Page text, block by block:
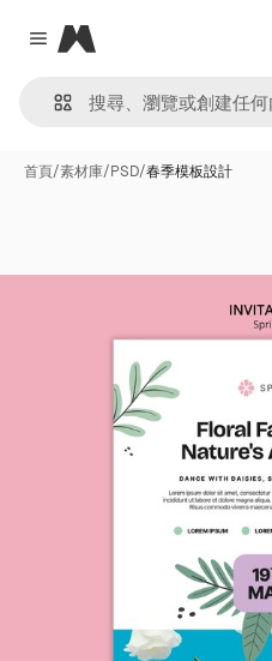
Close menu
Magnific
首頁/素材庫/PSD/春季模板設計